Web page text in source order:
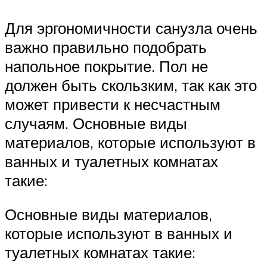
Для эргономичности санузла очень
важно правильно подобрать
напольное покрытие. Пол не
должен быть скользким, так как это
может привести к несчастным
случаям. Основные виды
материалов, которые используют в
ванных и туалетных комнатах
такие:
Основные виды материалов,
которые используют в ванных и
туалетных комнатах такие: